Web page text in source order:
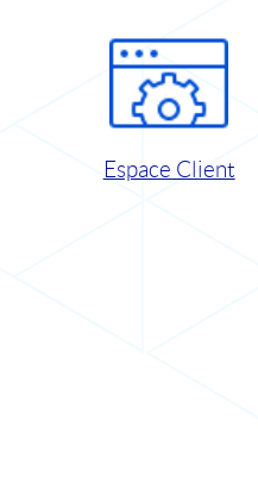
Espace Client